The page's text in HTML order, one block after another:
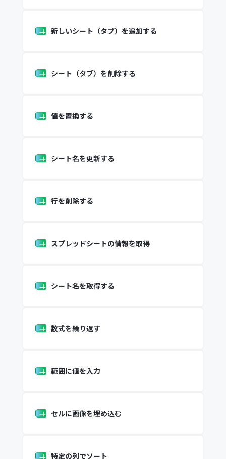
新しいシート（タブ）を追加する
シート（タブ）を削除する
値を置換する
シート名を更新する
行を削除する
スプレッドシートの情報を取得
シート名を取得する
数式を繰り返す
範囲に値を入力
セルに画像を埋め込む
特定の列でソート